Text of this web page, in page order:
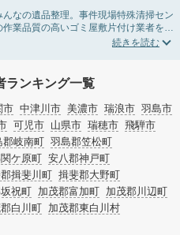
なの遺品整理。事件現場特殊清掃セン
業品質の高いゴミ屋敷片付け業者を掲
品の処分・回収・引き取りから、外虫
ミ屋敷になってしまう方は高齢で体力
ネグレクトになってしまう、精神的な
めつくす大量のゴミを自力で片付ける
い。
ランキング一覧
市 中津川市 美濃市 瑞浪市 羽島市
可児市 山県市 瑞穂市 飛騨市
郡岐南町 羽島郡笠松町
ケ原町 安八郡神戸町
揖斐川町 揖斐郡大野町
祝町 加茂郡富加町 加茂郡川辺町
白川町 加茂郡東白川村